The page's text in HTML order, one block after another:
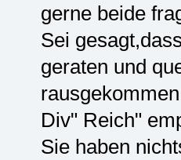
gerne beide
Sei
geraten und
Div" Reich"
Sie haben